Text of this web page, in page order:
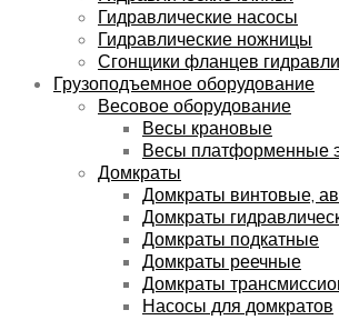
Гидравлические насосы
Гидравлические ножницы
Сгонщики фланцев
Грузоподъемное оборудование
Весовое оборудование
Весы крановые
Весы платформенные
Домкраты
Домкраты винтовые,
Домкраты
Домкраты подкатные
Домкраты реечные
Домкраты
Насосы для домкратов